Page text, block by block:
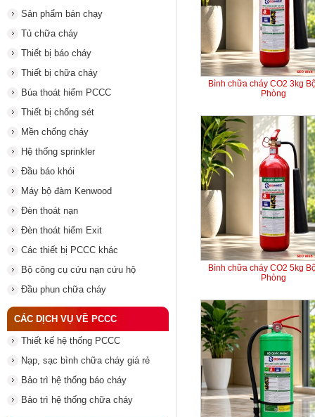
Sản phẩm bán chạy
Tủ chữa cháy
Thiết bị báo cháy
Thiết bị chữa cháy
Búa thoát hiểm PCCC
Thiết bị chống sét
Mền chống cháy
Hệ thống sprinkler
Đầu báo khói
Máy bộ đàm Kenwood
Đèn thoát nạn
Đèn thoát hiểm Exit
Các thiết bị PCCC khác
Bộ công cụ cứu nạn cứu hộ
Đầu phun chữa cháy
CÁC DỊCH VỤ VỀ PCCC
Thiết kế hệ thống PCCC
Nạp, sạc bình chữa cháy giá rẻ
Bảo trì hệ thống báo cháy
Bảo trì hệ thống chữa cháy
Bình chữa cháy CO2 3kg
Phòng
Bình chữa cháy CO2 5kg
Phòng